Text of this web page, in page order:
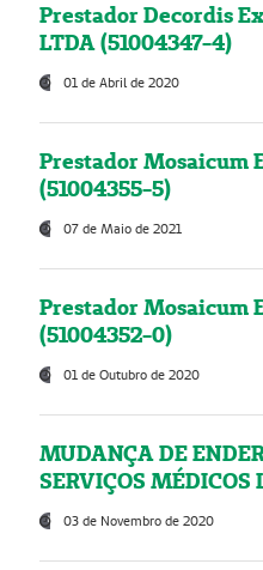
Prestador Decordis
LTDA (51004347-4)
01 de Abril de 2020
Prestador Mosaicum
(51004355-5)
07 de Maio de 2021
Prestador Mosaicum
(51004352-0)
01 de Outubro de 2020
MUDANÇA DE
SERVIÇOS
03 de Novembro de 2020